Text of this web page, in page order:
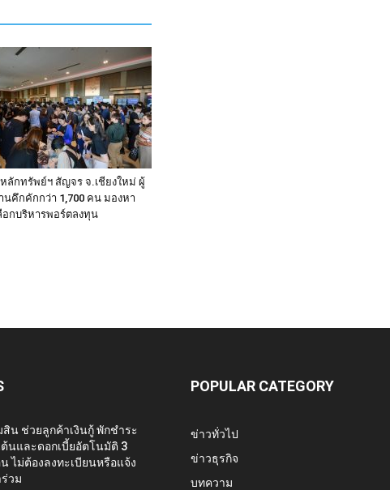
ลักทรัพย์ฯ สัญจร จ.เชียงใหม่ ผู้
นคึกคักกว่า 1,700 คน มองหา
อกบริหารพอร์ตลงทุน
สิน ช่วยลูกค้าเงินกู้ พักชำระ
ต้นและดอกเบี้ยอัตโนมัติ 3
น ไม่ต้องลงทะเบียนหรือแจ้ง
ร่วม
POPULAR CATEGORY
ข่าวทั่วไป
ข่าวธุรกิจ
บทความ